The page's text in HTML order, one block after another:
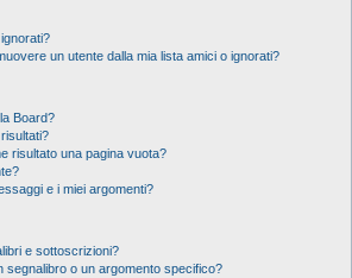
un utente dalla mia lista amici o ignorati?
Board?
risultato una pagina vuota?
e i miei argomenti?
e sottoscrizioni?
o un argomento specifico?